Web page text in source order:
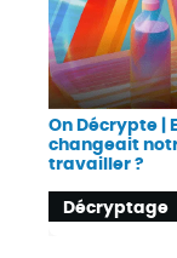
On Décrypte |
changeait
travailler ?
Décryptage